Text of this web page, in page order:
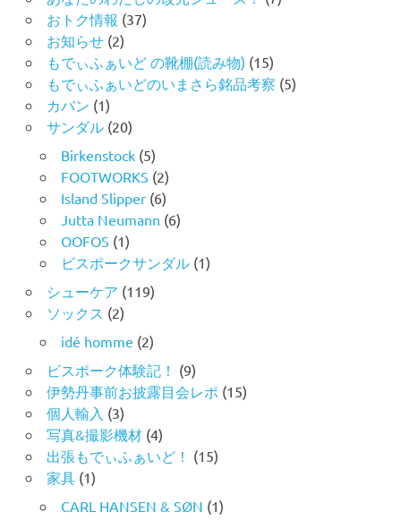
おトク情報 (37)
お知らせ(2)
もでぃふぁいど の靴棚(読み物) (15)
もでぃふぁいどのいまさら銘品考察 (5)
カバン (1)
サンダル(20)
Birkenstock(5)
FOOTWORKS (2)
Island Slipper(6)
Jutta Neumann (6)
OOFOS (1)
ビスポークサンダル(1)
シューケア (119)
ソックス (2)
idé homme (2)
ビスポーク体験記！ (9)
伊勢丹事前お披露目会レポ (15)
個人輸入 (3)
写真&撮影機材(4)
出張もでぃふぁいど！ (15)
家具(1)
CARL HANSEN & SØN (1)